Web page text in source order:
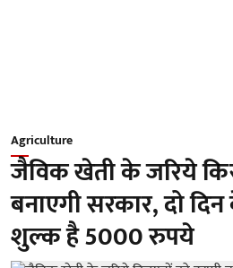
Agriculture
जैविक खेती के जरिये
बनाएगी सरकार, दो
शुल्क है 5000 रुपये